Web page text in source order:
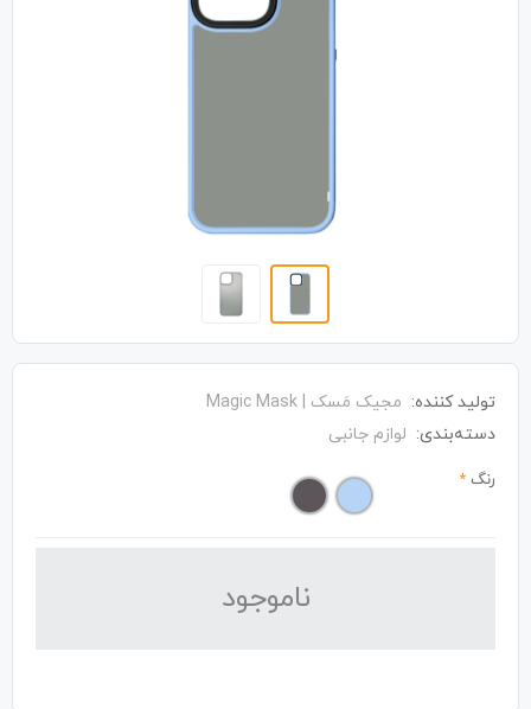
تولید کننده: مجیک مَسک | Magic Mask
دسته‌بندی: لوازم جانبی
رنگ *
نا‌موجود